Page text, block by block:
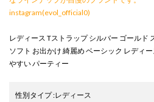
instagram(evol_official0)
レディース Tストラップ シルバー ゴールド
ソフト お出かけ 綺麗め ベーシック レディ
やすい パーティー
性別タイプ:レディース